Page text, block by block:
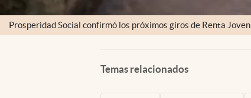
Prosperidad Social confirmó los próximos giros de Renta Joven.
Temas relacionados